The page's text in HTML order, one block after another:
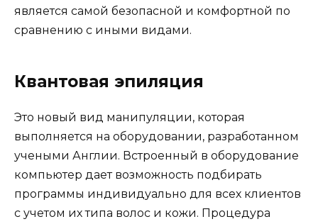
является самой безопасной и комфортной по
сравнению с иными видами.
Квантовая эпиляция
Это новый вид манипуляции, которая
выполняется на оборудовании, разработанном
учеными Англии. Встроенный в оборудование
компьютер дает возможность подбирать
программы индивидуально для всех клиентов
с учетом их типа волос и кожи. Процедура